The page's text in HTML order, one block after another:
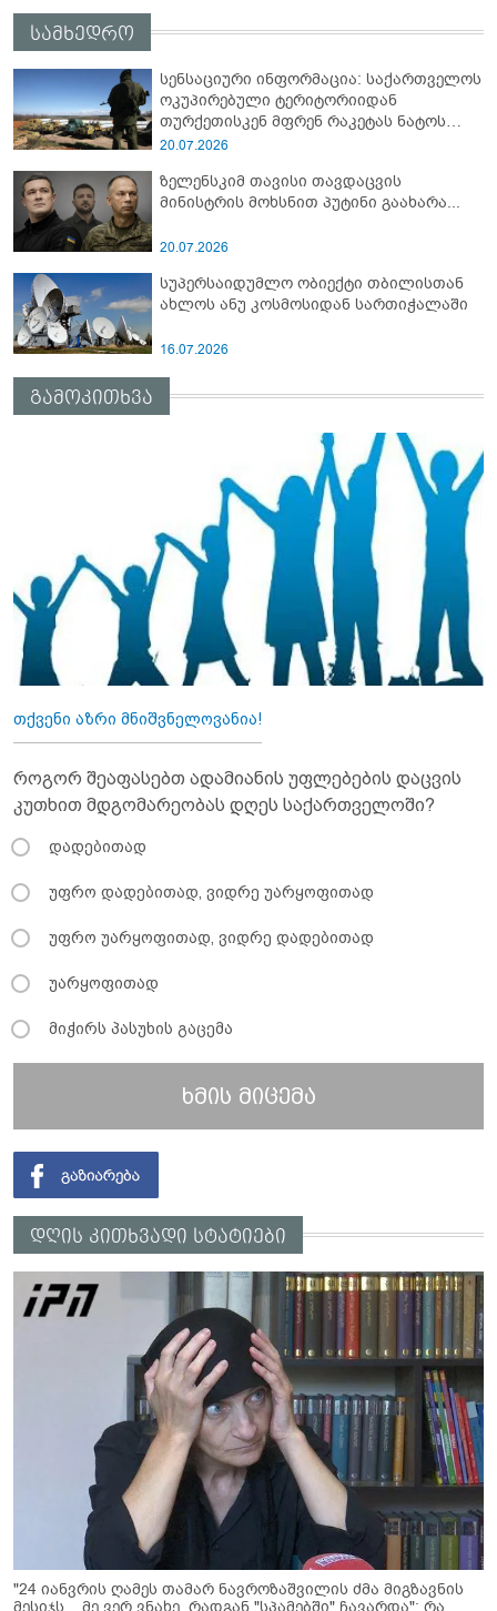
სამხედრო
სენსაციური ინფორმაცია: საქართველოს
ოკუპირებული ტერიტორიიდან
თურქეთისკენ მფრენ რაკეტას ნატოს
სამიტი კინაღამ ჩაუშლია
20.07.2026
ზელენსკიმ თავისი თავდაცვის
მინისტრის მოხსნით პუტინი გაახარა...
20.07.2026
სუპერსაიდუმლო ობიექტი თბილისთან
ახლოს ანუ კოსმოსიდან სართიჭალაში
16.07.2026
გამოკითხვა
თქვენი აზრი მნიშვნელოვანია!
როგორ შეაფასებთ ადამიანის უფლებების დაცვის
კუთხით მდგომარეობას დღეს საქართველოში?
დადებითად
უფრო დადებითად, ვიდრე უარყოფითად
უფრო უარყოფითად, ვიდრე დადებითად
უარყოფითად
მიჭირს პასუხის გაცემა
ხმის მიცემა
დღის კითხვადი სტატიები
"24 იანვრის ღამეს თამარ ნავროზაშვილის ძმა მიგზავნის